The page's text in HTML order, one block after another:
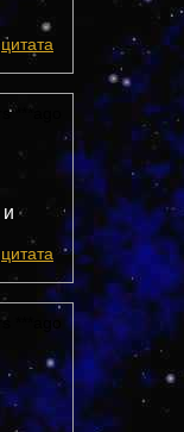
цитата
***ago
цитата
***ago